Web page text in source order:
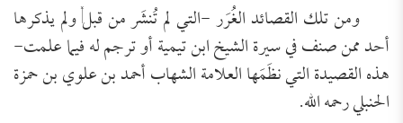
ومن تلك القصائد الغُرَر -التي لم تُنشَر من قبل, ولم يذكرها
أحد ممن صنف في سيرة الشيخ ابن تيمية أو ترجم له فيما علمت-
هذه القصيدة التي نظَمَها العلامة الشهاب أحمد بن علوي بن حمزة
الحنبلي رحمه الله.